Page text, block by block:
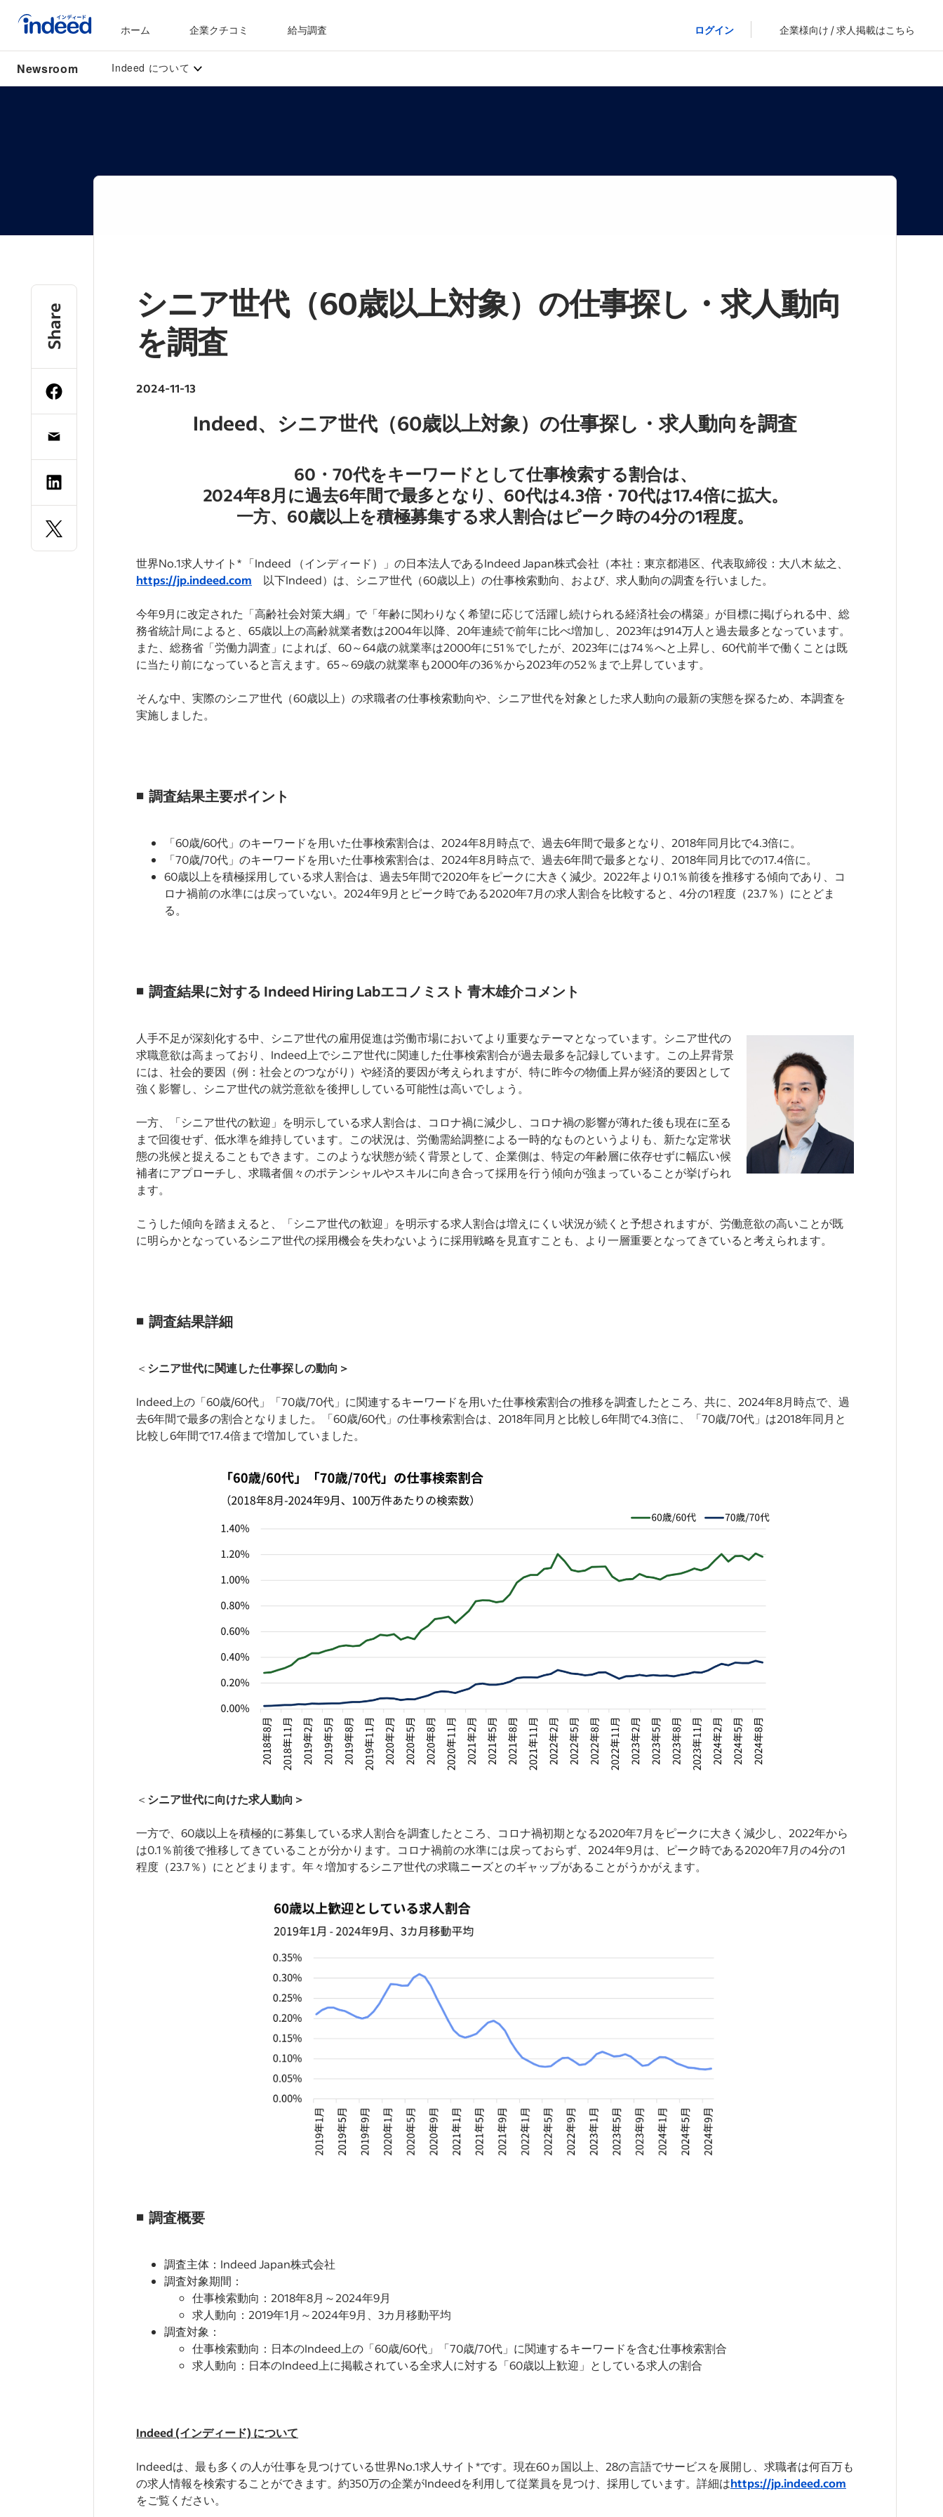
ホーム 企業クチコミ 給与調査 ログイン 企業様向け / 求人掲載はこちら
Newsroom Indeed について
Share
シニア世代（60歳以上対象）の仕事探し・求人動向
を調査
2024-11-13
Indeed、シニア世代（60歳以上対象）の仕事探し・求人動向を調査
60・70代をキーワードとして仕事検索する割合は、
2024年8月に過去6年間で最多となり、60代は4.3倍・70代は17.4倍に拡大。
一方、60歳以上を積極募集する求人割合はピーク時の4分の1程度。
世界No.1求人サイト* 「Indeed （インディード）」の日本法人であるIndeed Japan株式会社（本社：東京都港区、代表取締役：大八木 紘之、
https://jp.indeed.com 以下Indeed）は、シニア世代（60歳以上）の仕事検索動向、および、求人動向の調査を行いました。
今年9月に改定された「高齢社会対策大綱」で「年齢に関わりなく希望に応じて活躍し続けられる経済社会の構築」が目標に掲げられる中、総
務省統計局によると、65歳以上の高齢就業者数は2004年以降、20年連続で前年に比べ増加し、2023年は914万人と過去最多となっています。
また、総務省「労働力調査」によれば、60～64歳の就業率は2000年に51％でしたが、2023年には74％へと上昇し、60代前半で働くことは既
に当たり前になっていると言えます。65～69歳の就業率も2000年の36％から2023年の52％まで上昇しています。
そんな中、実際のシニア世代（60歳以上）の求職者の仕事検索動向や、シニア世代を対象とした求人動向の最新の実態を探るため、本調査を
実施しました。
◾️ 調査結果主要ポイント
「60歳/60代」のキーワードを用いた仕事検索割合は、2024年8月時点で、過去6年間で最多となり、2018年同月比で4.3倍に。
「70歳/70代」のキーワードを用いた仕事検索割合は、2024年8月時点で、過去6年間で最多となり、2018年同月比での17.4倍に。
60歳以上を積極採用している求人割合は、過去5年間で2020年をピークに大きく減少。2022年より0.1％前後を推移する傾向であり、コ
ロナ禍前の水準には戻っていない。2024年9月とピーク時である2020年7月の求人割合を比較すると、4分の1程度（23.7％）にとどま
る。
◾️ 調査結果に対する Indeed Hiring Labエコノミスト 青木雄介コメント
人手不足が深刻化する中、シニア世代の雇用促進は労働市場においてより重要なテーマとなっています。シニア世代の
求職意欲は高まっており、Indeed上でシニア世代に関連した仕事検索割合が過去最多を記録しています。この上昇背景
には、社会的要因（例：社会とのつながり）や経済的要因が考えられますが、特に昨今の物価上昇が経済的要因として
強く影響し、シニア世代の就労意欲を後押ししている可能性は高いでしょう。
一方、「シニア世代の歓迎」を明示している求人割合は、コロナ禍に減少し、コロナ禍の影響が薄れた後も現在に至る
まで回復せず、低水準を維持しています。この状況は、労働需給調整による一時的なものというよりも、新たな定常状
態の兆候と捉えることもできます。このような状態が続く背景として、企業側は、特定の年齢層に依存せずに幅広い候
補者にアプローチし、求職者個々のポテンシャルやスキルに向き合って採用を行う傾向が強まっていることが挙げられ
ます。
こうした傾向を踏まえると、「シニア世代の歓迎」を明示する求人割合は増えにくい状況が続くと予想されますが、労働意欲の高いことが既
に明らかとなっているシニア世代の採用機会を失わないように採用戦略を見直すことも、より一層重要となってきていると考えられます。
◾️ 調査結果詳細
＜ シニア世代に関連した仕事探しの動向＞
Indeed上の「60歳/60代」「70歳/70代」に関連するキーワードを用いた仕事検索割合の推移を調査したところ、共に、2024年8月時点で、過
去6年間で最多の割合となりました。「60歳/60代」の仕事検索割合は、2018年同月と比較し6年間で4.3倍に、「70歳/70代」は2018年同月と
比較し6年間で17.4倍まで増加していました。
＜ シニア世代に向けた求人動向＞
一方で、60歳以上を積極的に募集している求人割合を調査したところ、コロナ禍初期となる2020年7月をピークに大きく減少し、2022年から
は0.1％前後で推移してきていることが分かります。コロナ禍前の水準には戻っておらず、2024年9月は、ピーク時である2020年7月の4分の1
程度（23.7％）にとどまります。年々増加するシニア世代の求職ニーズとのギャップがあることがうかがえます。
◾️ 調査概要
調査主体：Indeed Japan株式会社
調査対象期間：
仕事検索動向：2018年8月～2024年9月
求人動向：2019年1月～2024年9月、3カ月移動平均
調査対象：
仕事検索動向：日本のIndeed上の「60歳/60代」「70歳/70代」に関連するキーワードを含む仕事検索割合
求人動向：日本のIndeed上に掲載されている全求人に対する「60歳以上歓迎」としている求人の割合
Indeed (インディード) について
Indeedは、最も多くの人が仕事を見つけている世界No.1求人サイト*です。現在60ヵ国以上、28の言語でサービスを展開し、求職者は何百万も
の求人情報を検索することができます。約350万の企業がIndeedを利用して従業員を見つけ、採用しています。詳細はhttps://jp.indeed.com
をご覧ください。